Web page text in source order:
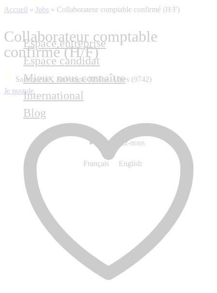
Espace entreprise
Espace candidat
Mieux nous connaître
International
Blog
Contactez-nous
Français English
Accueil » Jobs » Collaborateur comptable confirmé (H/F)
Collaborateur comptable
confirmé (H/F)
Saint pierre , Auvergne-Rhône-Alpes (9742)
Je postule